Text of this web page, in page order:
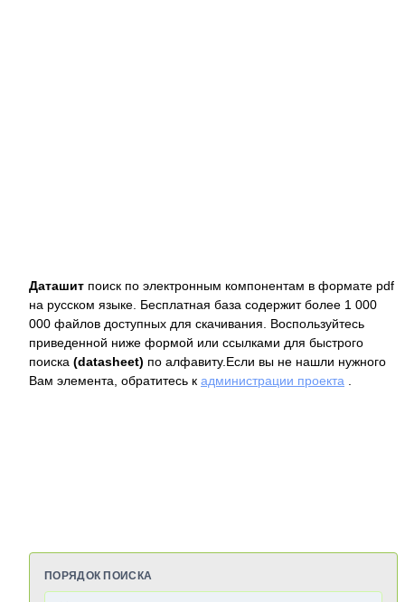
Даташит поиск по электронным компонентам в формате pdf
на русском языке. Бесплатная база содержит более 1 000
000 файлов доступных для скачивания. Воспользуйтесь
приведенной ниже формой или ссылками для быстрого
поиска (datasheet) по алфавиту.Если вы не нашли нужного
Вам элемента, обратитесь к администрации проекта
ПОРЯДОК ПОИСКА